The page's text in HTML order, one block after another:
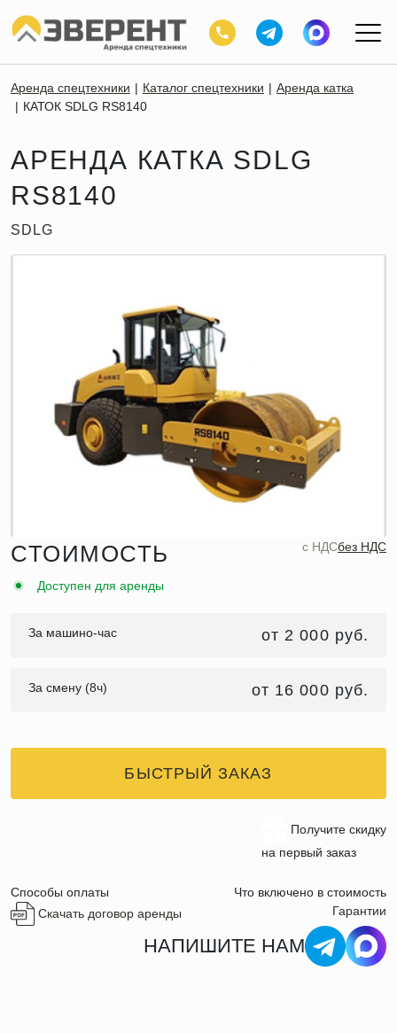
Аренда спецтехники Каталог спецтехники
Аренда катка
КАТОК SDLG RS8140
АРЕНДА КАТКА SDLG
RS8140
SDLG
СТОИМОСТЬ c НДСбез НДС
Доступен для аренды
За машино-час от 2 000 руб.
За смену (8ч) от 16 000 руб.
БЫСТРЫЙ ЗАКАЗ
Получите скидку
на первый заказ
Способы оплаты
Что включено в стоимость
Скачать договор аренды
Гарантии
НАПИШИТЕ НАМ